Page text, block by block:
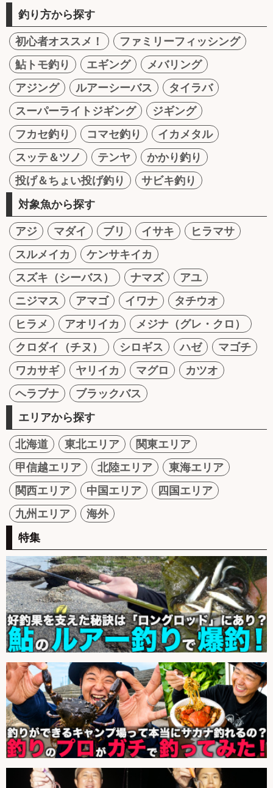
釣り方から探す
初心者オススメ！
ファミリーフィッシング
鮎トモ釣り
エギング
メバリング
アジング
ルアーシーバス
タイラバ
スーパーライトジギング
ジギング
フカセ釣り
コマセ釣り
イカメタル
スッテ＆ツノ
テンヤ
かかり釣り
投げ＆ちょい投げ釣り
サビキ釣り
対象魚から探す
アジ マダイ ブリ イサキ
ヒラマサ
スルメイカ
ケンサキイカ
スズキ（シーバス）
ナマズ
アユ
ニジマス
アマゴ イワナ
タチウオ
ヒラメ
アオリイカ
メジナ（グレ・クロ）
クロダイ（チヌ）
シロギス ハゼ
マゴチ
ワカサギ
ヤリイカ マグロ
カツオ
ヘラブナ
ブラックバス
エリアから探す
北海道 東北エリア
関東エリア
甲信越エリア
北陸エリア
東海エリア
関西エリア
中国エリア
四国エリア
九州エリア
海外
特集